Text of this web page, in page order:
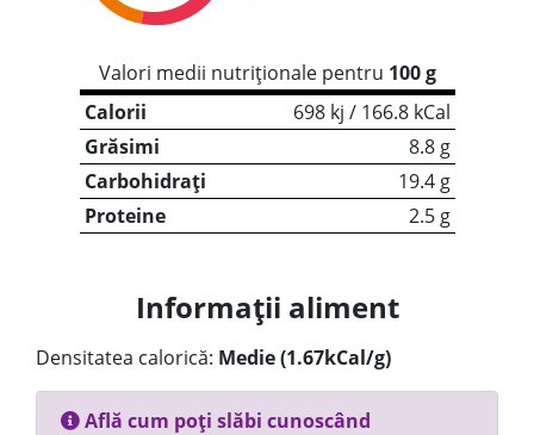
Valori medii nutriționale pentru 100 g
Calorii
698 kj / 166.8 kCal
Grăsimi
8.8 g
Carbohidrați
19.4 g
Proteine
2.5 g
Informații aliment
Densitatea calorică: Medie (1.67kCal/g)
Află cum poți slăbi cunoscând